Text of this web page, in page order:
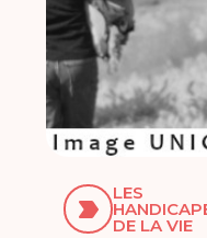
LES
DE LA VIE